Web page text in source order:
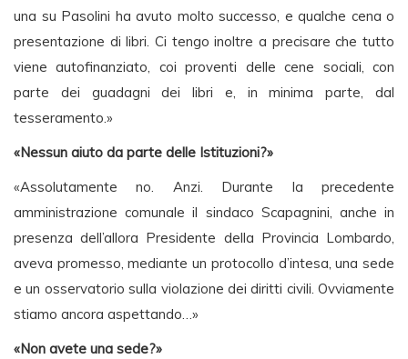
una su Pasolini ha avuto molto successo, e qualche cena o
presentazione di libri. Ci tengo inoltre a precisare che tutto
viene autofinanziato, coi proventi delle cene sociali, con
parte dei guadagni dei libri e, in minima parte, dal
tesseramento.»
«Nessun aiuto da parte delle Istituzioni?»
«Assolutamente no. Anzi. Durante la precedente
amministrazione comunale il sindaco Scapagnini, anche in
presenza dell’allora Presidente della Provincia Lombardo,
aveva promesso, mediante un protocollo d’intesa, una sede
e un osservatorio sulla violazione dei diritti civili. Ovviamente
stiamo ancora aspettando…»
«Non avete una sede?»